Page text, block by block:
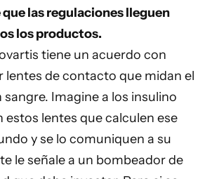
las regulaciones lleguen
los productos.
tiene un acuerdo con
lentes de contacto que midan el
sangre. Imagine a los insulino
lentes que calculen ese
y se lo comuniquen a su
le señale a un bombeador de